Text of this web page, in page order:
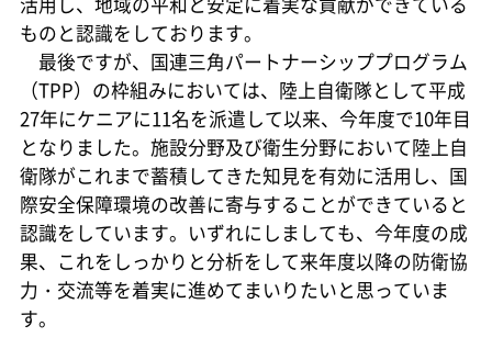
ものと認識をしております。
最後ですが、国連三角パートナーシッププログラム
（TPP）の枠組みにおいては、陸上自衛隊として平成
27年にケニアに11名を派遣して以来、今年度で10年目
となりました。施設分野及び衛生分野において陸上自
衛隊がこれまで蓄積してきた知見を有効に活用し、国
際安全保障環境の改善に寄与することができていると
認識をしています。いずれにしましても、今年度の成
果、これをしっかりと分析をして来年度以降の防衛協
力・交流等を着実に進めてまいりたいと思っていま
す。